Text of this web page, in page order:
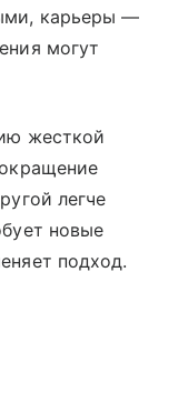
карьеры —
могут
жесткой
легче
новые
подход.